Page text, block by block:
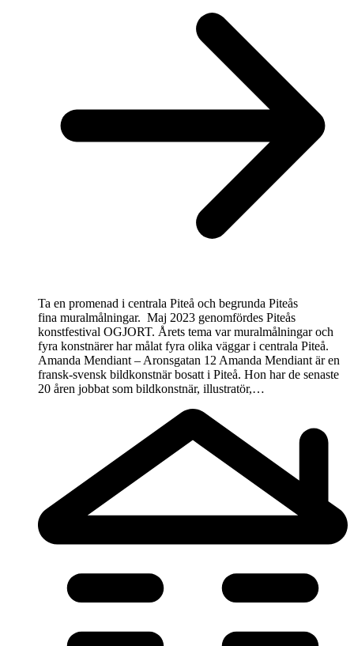
Ta en promenad i centrala Piteå och begrunda Piteås
fina muralmålningar. Maj 2023 genomfördes Piteås
konstfestival OGJORT. Årets tema var muralmålningar och
fyra konstnärer har målat fyra olika väggar i centrala Piteå.
Amanda Mendiant – Aronsgatan 12 Amanda Mendiant är en
fransk-svensk bildkonstnär bosatt i Piteå. Hon har de senaste
20 åren jobbat som bildkonstnär, illustratör,…